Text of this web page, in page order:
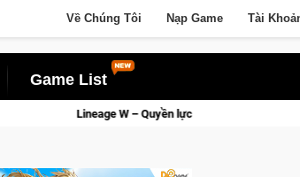
Về Chúng Tôi Nạp Game Tài
Game List
tài phú sẽ về tay kẻ đoạt được Vương Quyền thành Kent